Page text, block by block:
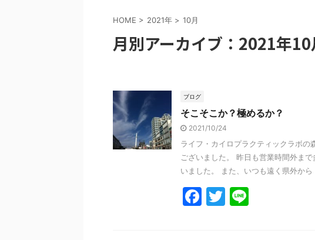
HOME > 2021年 > 10月
月別アーカイブ：2021年10
ブログ
そこそこか？極めるか？
2021/10/24
ライフ・カイロプラクティックラボの
ございました。 昨日も営業時間外ま
いました。 また、いつも遠く県外から
F
T